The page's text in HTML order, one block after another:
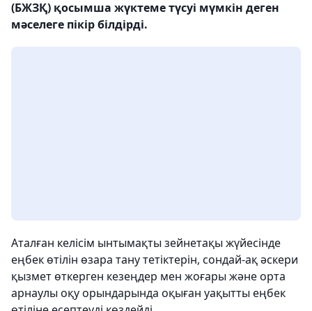
(БЖЗҚ) қосымша жүктеме түсуі мүмкін деген
мәселеге пікір білдірді.
Аталған келісім ынтымақты зейнетақы жүйесінде
еңбек өтілін өзара тану тетіктерін, сондай-ақ әскери
қызмет өткерген кезеңдер мен жоғары және орта
арнаулы оқу орындарында оқыған уақытты еңбек